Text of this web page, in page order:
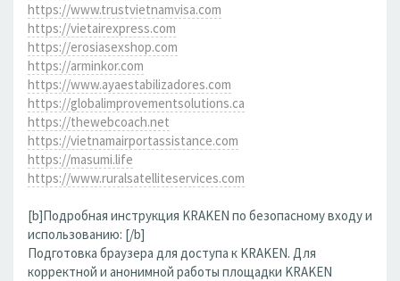
https://www.trustvietnamvisa.com
https://vietairexpress.com
https://erosiasexshop.com
https://arminkor.com
https://www.ayaestabilizadores.com
https://globalimprovementsolutions.ca
https://thewebcoach.net
https://vietnamairportassistance.com
https://masumi.life
https://www.ruralsatelliteservices.com
[b]Подробная инструкция KRAKEN по безопасному входу и
использованию: [/b]
Подготовка браузера для доступа к KRAKEN. Для
корректной и анонимной работы площадки KRAKEN